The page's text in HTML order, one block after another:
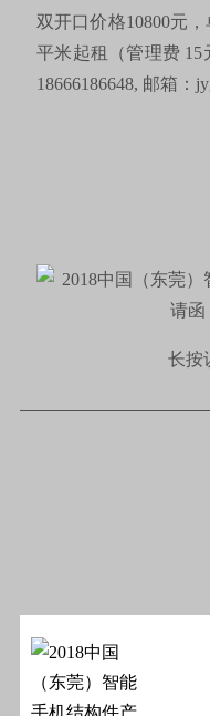
双开口价格10800元
平米起租（管理费 15
18666186648, 邮箱：
长按